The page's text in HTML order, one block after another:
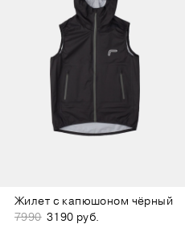
Жилет с капюшоном чёрный
7990 3190 руб.